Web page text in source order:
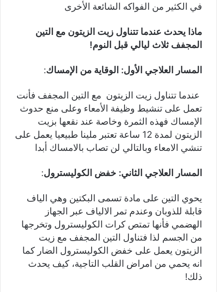
في الكثير من الفواكه الشائعة الأخرى
ماذا يحدث عندما تتناول زيت الزيتون مع التين
المجفف ثلاث ليالي قبل النوم!
المسار العلاجي الأول: الوقاية من الإمساك:
عندما تتناول زيت الزيتون مع التين المجفف فأنت
تعمل على تنشيط وظيفة الأمعاء وعلى منع حدوث
الإمساك فهذه الثمرة وخاصة عند نقعها بزيت
الزيتون لمدة 12 ساعة تعتبر ملينا طبيعيا يعمل على
تنشي الامعاء وبالتالي لن تصاب بالامساك أبدا
المسار العلاجي الثاني: خفض الكوليسترول:
يحوي التين على مادة تسمى البكتين وهي الياف
قابلة للذوبان وعندم تمر الالياف عبر الجهاز
الهضمي فأنها تمتص كرات الكوليسترول وتخرجها
من الجسم لذا فتناول التين المجفف مع زيت
الزيتون يعمل على خفض الكوليسترول الضار كما
انه يحمي من امراض القلب التاجية، كيف يحدث
ذلك!